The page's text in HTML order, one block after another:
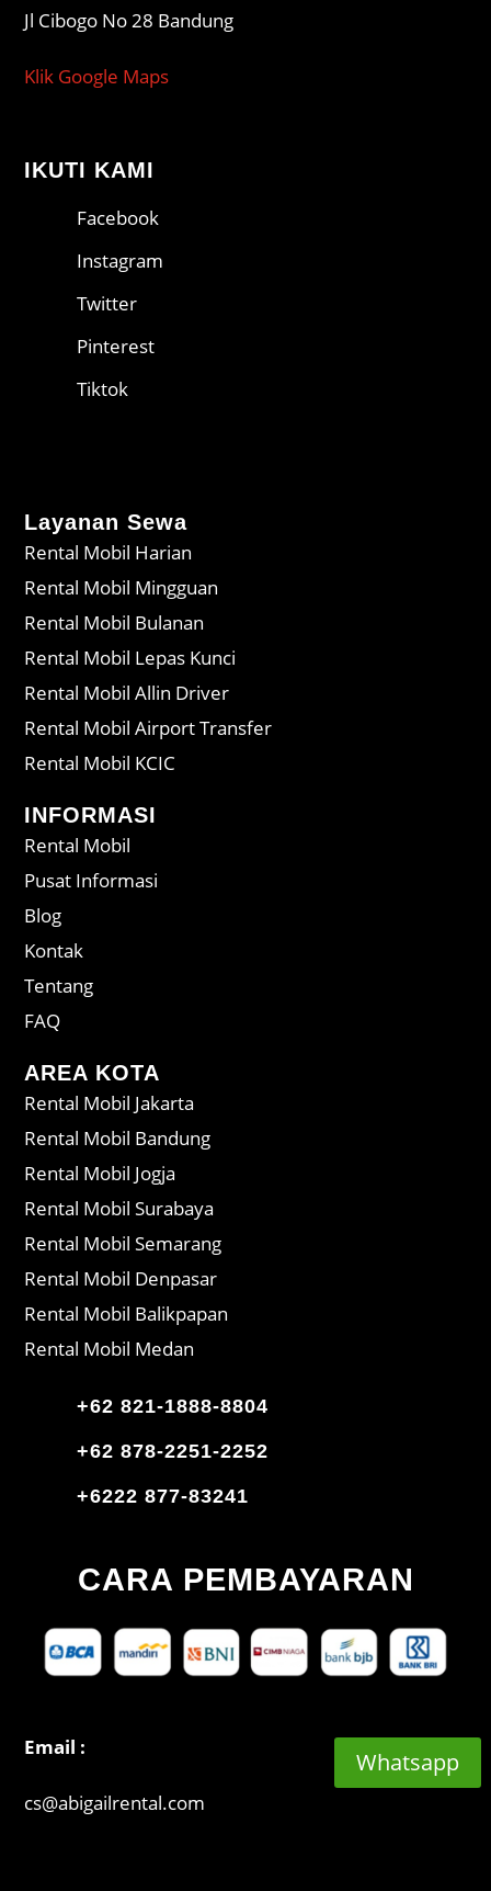
Jl Cibogo No 28 Bandung
Klik Google Maps
IKUTI KAMI
Facebook
Instagram
Twitter
Pinterest
Tiktok
Layanan Sewa
Rental Mobil Harian
Rental Mobil Mingguan
Rental Mobil Bulanan
Rental Mobil Lepas Kunci
Rental Mobil Allin Driver
Rental Mobil Airport Transfer
Rental Mobil KCIC
INFORMASI
Rental Mobil
Pusat Informasi
Blog
Kontak
Tentang
FAQ
AREA KOTA
Rental Mobil Jakarta
Rental Mobil Bandung
Rental Mobil Jogja
Rental Mobil Surabaya
Rental Mobil Semarang
Rental Mobil Denpasar
Rental Mobil Balikpapan
Rental Mobil Medan
+62 821-1888-8804
+62 878-2251-2252
+6222 877-83241
CARA PEMBAYARAN
Email :
cs@abigailrental.com
Whatsapp